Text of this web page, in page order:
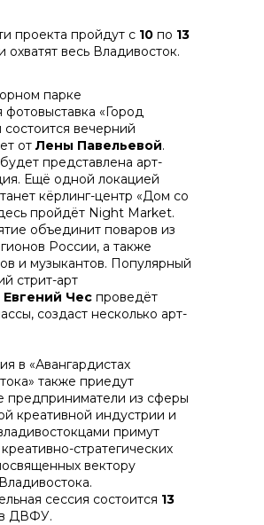
проекта пройдут с 10 по 13
охватят весь Владивосток.
парке
фотовыставка «Город
состоится вечерний
от Лены Павельевой.
представлена арт-
Ещё одной локацией
кёрлинг-центр «Дом со
пройдёт Night Market.
объединит поваров из
России, а также
и музыкантов. Популярный
стрит-арт
Евгений Чес проведёт
создаст несколько арт-
в «Авангардистах
также приедут
предприниматели из сферы
креативной индустрии и
примут
стратегических
вектору
сессия состоится 13
ДВФУ.